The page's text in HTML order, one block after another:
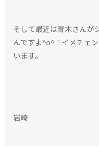
そして最近は青木さんが
んですよ^o^！イメチェ
います。
岩崎